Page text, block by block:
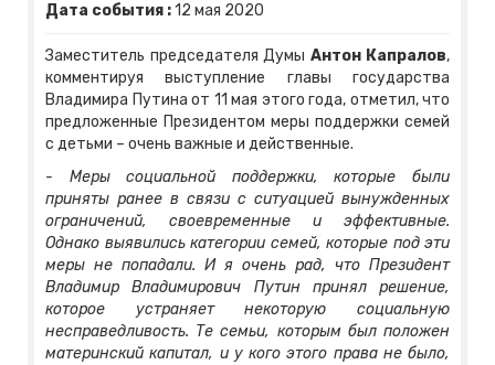
Дата события :12 мая 2020
Заместитель председателя Думы Антон Капралов,
комментируя выступление главы государства
Владимира Путина от 11 мая этого года, отметил, что
предложенные Президентом меры поддержки семей
с детьми – очень важные и действенные.
- Меры социальной поддержки, которые были
приняты ранее в связи с ситуацией вынужденных
ограничений, своевременные и эффективные.
Однако выявились категории семей, которые под эти
меры не попадали. И я очень рад, что Президент
Владимир Владимирович Путин принял решение,
которое устраняет некоторую социальную
несправедливость. Те семьи, которым был положен
материнский капитал, и у кого этого права не было,